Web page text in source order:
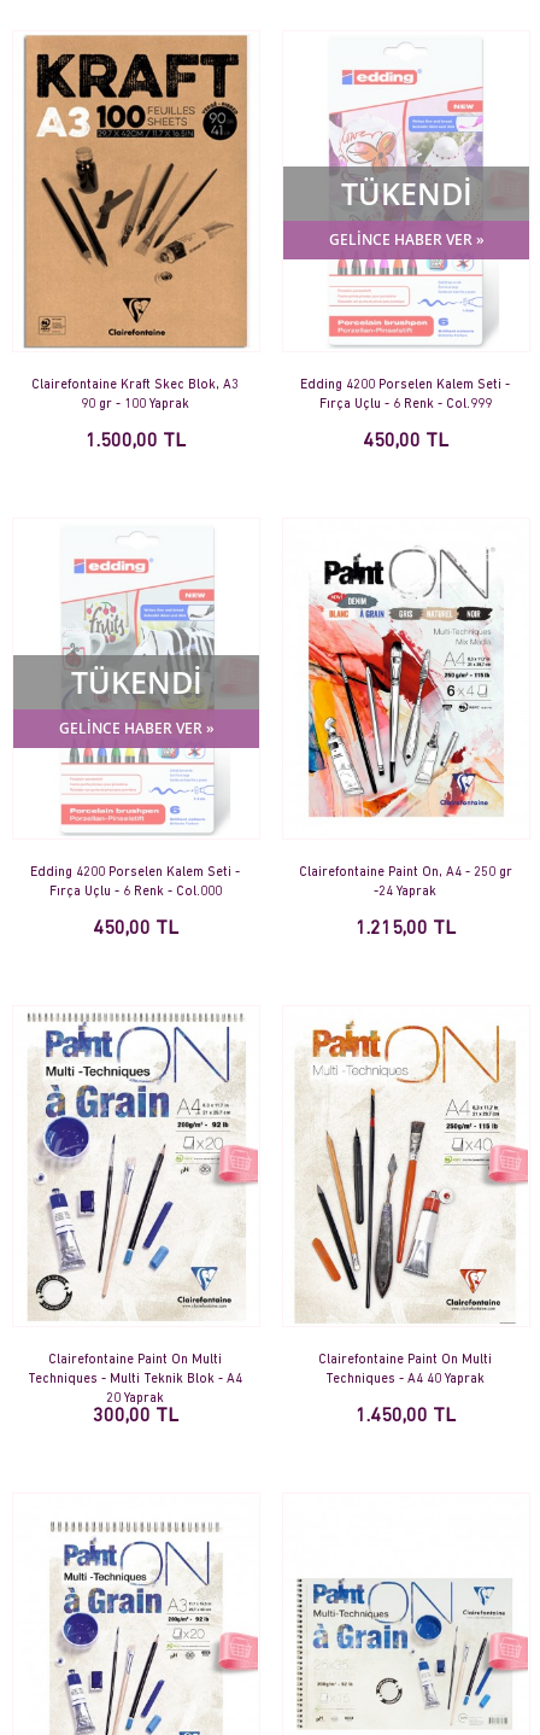
Clairefontaine Kraft Skec Blok, A3
90 gr - 100 Yaprak
1.500,00 TL
TÜKENDİ
GELİNCE HABER VER »
Edding 4200 Porselen Kalem Seti -
Fırça Uçlu - 6 Renk - Col.999
450,00 TL
TÜKENDİ
GELİNCE HABER VER »
Edding 4200 Porselen Kalem Seti -
Fırça Uçlu - 6 Renk - Col.000
450,00 TL
Clairefontaine Paint On, A4 - 250 gr
-24 Yaprak
1.215,00 TL
Clairefontaine Paint On Multi
Techniques - Multi Teknik Blok - A4
20 Yaprak
300,00 TL
Clairefontaine Paint On Multi
Techniques - A4 40 Yaprak
1.450,00 TL